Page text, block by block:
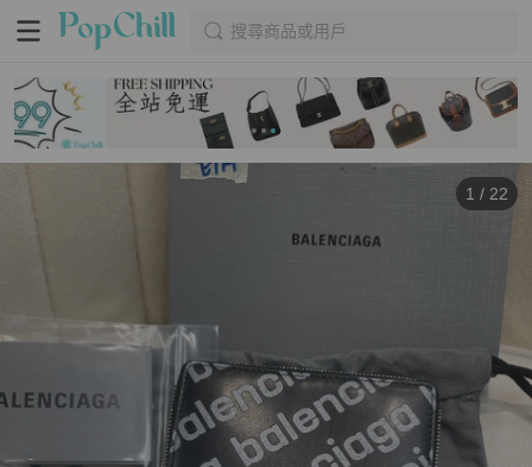
搜尋商品或用戶
1 / 22